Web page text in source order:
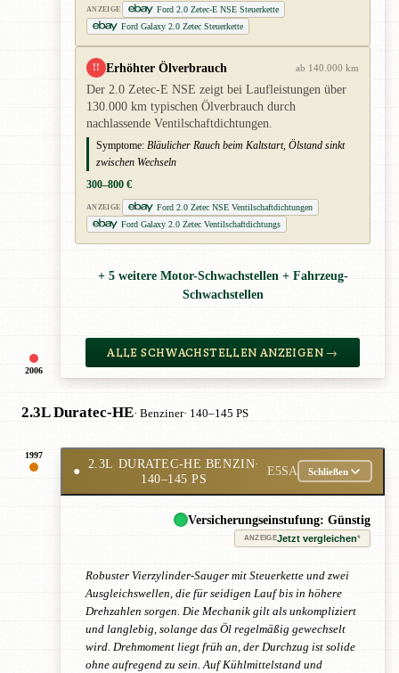
2006
ANZEIGE
Ford 2.0 Zetec-E NSE Steuerkette
Ford Galaxy 2.0 Zetec Steuerkette
!! Erhöhter Ölverbrauch ab 140.000 km
Der 2.0 Zetec-E NSE zeigt bei Laufleistungen über
130.000 km typischen Ölverbrauch durch
nachlassende Ventilschaftdichtungen.
Symptome: Bläulicher Rauch beim Kaltstart, Ölstand sinkt
zwischen Wechseln
300–800 €
ANZEIGE
Ford 2.0 Zetec NSE Ventilschaftdichtungen
Ford Galaxy 2.0 Zetec Ventilschaftdichtungs
+ 5 weitere Motor-Schwachstellen + Fahrzeug-
Schwachstellen
ALLE SCHWACHSTELLEN ANZEIGEN →
2.3L Duratec-HE· Benziner· 140–145 PS
1997
●
2.3L DURATEC-HE BENZIN·
140–145 PS
E5SA Schließen
Versicherungseinstufung: Günstig
ANZEIGEJetzt vergleichen*
Robuster Vierzylinder-Sauger mit Steuerkette und zwei
Ausgleichswellen, die für seidigen Lauf bis in höhere
Drehzahlen sorgen. Die Mechanik gilt als unkompliziert
und langlebig, solange das Öl regelmäßig gewechselt
wird. Drehmoment liegt früh an, der Durchzug ist solide
ohne aufregend zu sein. Auf Kühlmittelstand und